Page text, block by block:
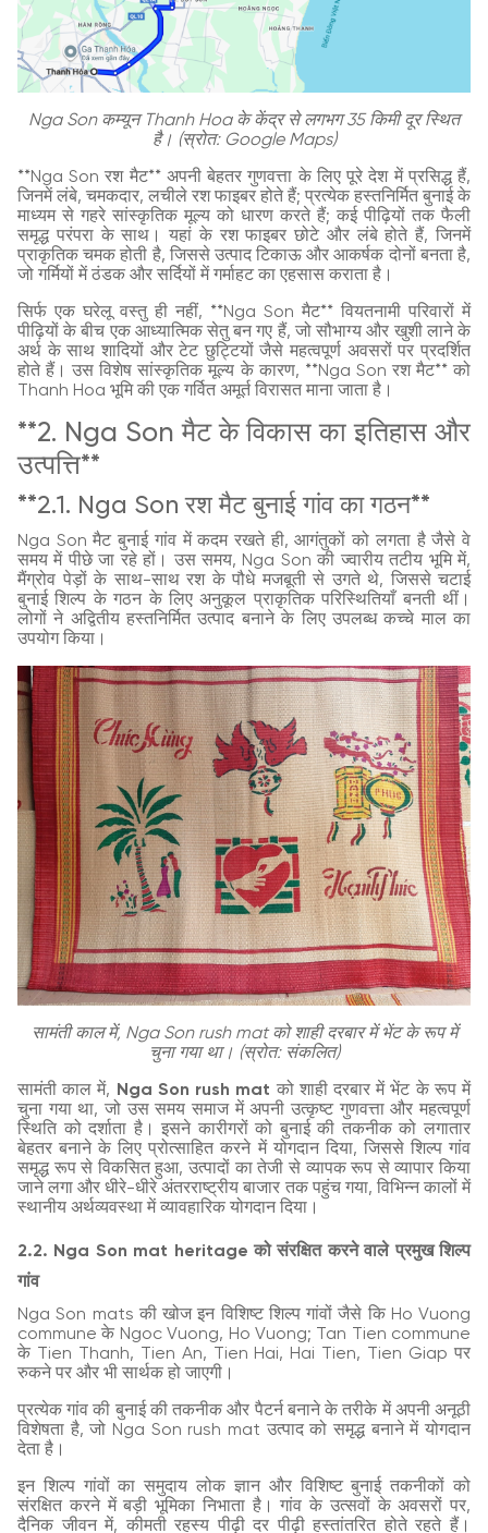
Nga Son कम्यून Thanh Hoa के केंद्र से लगभग 35 किमी दूर स्थित
है। (स्रोत: Google Maps)
**Nga Son रश मैट** अपनी बेहतर गुणवत्ता के लिए पूरे देश में प्रसिद्ध हैं,
जिनमें लंबे, चमकदार, लचीले रश फाइबर होते हैं; प्रत्येक हस्तनिर्मित बुनाई के
माध्यम से गहरे सांस्कृतिक मूल्य को धारण करते हैं; कई पीढ़ियों तक फैली
समृद्ध परंपरा के साथ। यहां के रश फाइबर छोटे और लंबे होते हैं, जिनमें
प्राकृतिक चमक होती है, जिससे उत्पाद टिकाऊ और आकर्षक दोनों बनता है,
जो गर्मियों में ठंडक और सर्दियों में गर्माहट का एहसास कराता है।
सिर्फ एक घरेलू वस्तु ही नहीं, **Nga Son मैट** वियतनामी परिवारों में
पीढ़ियों के बीच एक आध्यात्मिक सेतु बन गए हैं, जो सौभाग्य और खुशी लाने के
अर्थ के साथ शादियों और टेट छुट्टियों जैसे महत्वपूर्ण अवसरों पर प्रदर्शित
होते हैं। उस विशेष सांस्कृतिक मूल्य के कारण, **Nga Son रश मैट** को
Thanh Hoa भूमि की एक गर्वित अमूर्त विरासत माना जाता है।
**2. Nga Son मैट के विकास का इतिहास और
उत्पत्ति**
**2.1. Nga Son रश मैट बुनाई गांव का गठन**
Nga Son मैट बुनाई गांव में कदम रखते ही, आगंतुकों को लगता है जैसे वे
समय में पीछे जा रहे हों। उस समय, Nga Son की ज्वारीय तटीय भूमि में,
मैंग्रोव पेड़ों के साथ-साथ रश के पौधे मजबूती से उगते थे, जिससे चटाई
बुनाई शिल्प के गठन के लिए अनुकूल प्राकृतिक परिस्थितियाँ बनती थीं।
लोगों ने अद्वितीय हस्तनिर्मित उत्पाद बनाने के लिए उपलब्ध कच्चे माल का
उपयोग किया।
सामंती काल में, Nga Son rush mat को शाही दरबार में भेंट के रूप में
चुना गया था। (स्रोत: संकलित)
सामंती काल में, Nga Son rush mat को शाही दरबार में भेंट के रूप में
चुना गया था, जो उस समय समाज में अपनी उत्कृष्ट गुणवत्ता और महत्वपूर्ण
स्थिति को दर्शाता है। इसने कारीगरों को बुनाई की तकनीक को लगातार
बेहतर बनाने के लिए प्रोत्साहित करने में योगदान दिया, जिससे शिल्प गांव
समृद्ध रूप से विकसित हुआ, उत्पादों का तेजी से व्यापक रूप से व्यापार किया
जाने लगा और धीरे-धीरे अंतरराष्ट्रीय बाजार तक पहुंच गया, विभिन्न कालों में
स्थानीय अर्थव्यवस्था में व्यावहारिक योगदान दिया।
2.2. Nga Son mat heritage को संरक्षित करने वाले प्रमुख शिल्प
गांव
Nga Son mats की खोज इन विशिष्ट शिल्प गांवों जैसे कि Ho Vuong
commune के Ngoc Vuong, Ho Vuong; Tan Tien commune
के Tien Thanh, Tien An, Tien Hai, Hai Tien, Tien Giap पर
रुकने पर और भी सार्थक हो जाएगी।
प्रत्येक गांव की बुनाई की तकनीक और पैटर्न बनाने के तरीके में अपनी अनूठी
विशेषता है, जो Nga Son rush mat उत्पाद को समृद्ध बनाने में योगदान
देता है।
इन शिल्प गांवों का समुदाय लोक ज्ञान और विशिष्ट बुनाई तकनीकों को
संरक्षित करने में बड़ी भूमिका निभाता है। गांव के उत्सवों के अवसरों पर,
दैनिक जीवन में, कीमती रहस्य पीढ़ी दर पीढ़ी हस्तांतरित होते रहते हैं।